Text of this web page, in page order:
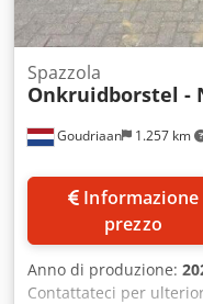
Goudriaan 1.257 km
Spazzola
Onkruidborstel -
prezzo
Anno di produzione:
Contattateci per